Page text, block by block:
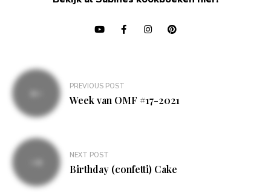
Bericht
navigatie
PREVIOUS POST
Week van OMF #17-2021
NEXT POST
Birthday (confetti) Cake